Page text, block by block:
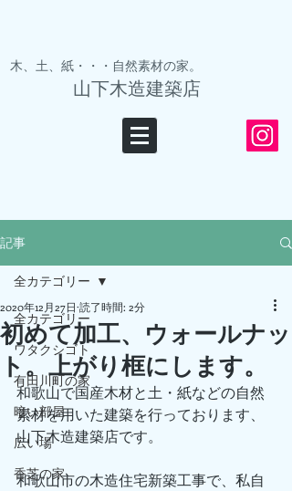
木、土、紙・・・自然素材の家。
山下木造建築店
記事
全カテゴリー
ワタクシゴト
有田川町の家
暗い部屋
広い場
香芝の家
全カテゴリー
初めて加工、ウォールナッ
ト。上がり框にします。
2020年12月27日 読了時間: 2分
和歌山で国産木材と土・紙などの自然
素材を用いた建築を行っております、
山下木造建築店です。
和歌山市の木造住宅新築工事で、私自